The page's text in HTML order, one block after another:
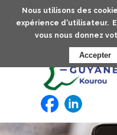
Nous utilisons des
expérience d'utilisateur.
vous nous donnez
Accepter